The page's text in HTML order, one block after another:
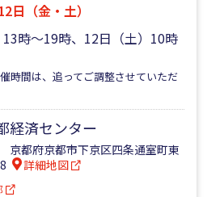
日（金・土）
時～19時、12日（土）10時
時間は、追ってご調整させていただ
済センター
都府京都市下京区四条通室町東
詳細地図